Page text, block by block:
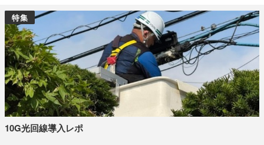
特集
10G光回線導入レポ